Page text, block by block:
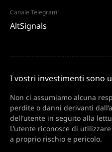
Canale Telegram:
AltSignals
I vostri investimenti sono
Non ci assumiamo alcuna
perdite o danni derivanti
dell’utente in seguito alla
L’utente riconosce di
a proprio rischio e pericolo.